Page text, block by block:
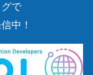
で
中！